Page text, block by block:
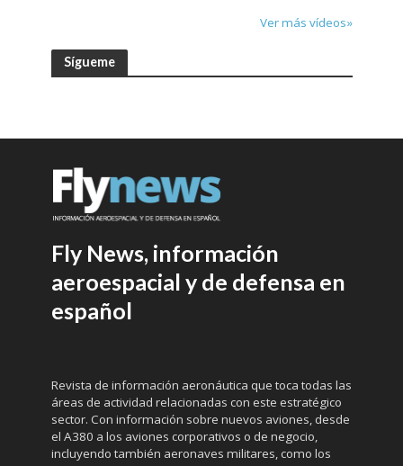
Ver más vídeos»
Sígueme
Fly News, información
aeroespacial y de defensa en
español
Revista de información aeronáutica que toca todas las
áreas de actividad relacionadas con este estratégico
sector. Con información sobre nuevos aviones, desde
el A380 a los aviones corporativos o de negocio,
incluyendo también aeronaves militares, como los